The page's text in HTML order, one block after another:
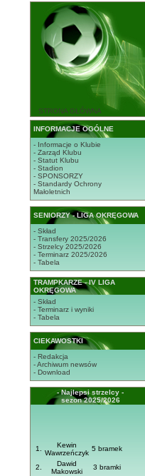
STRONA GŁÓWNA
INFORMACJE OGÓLNE
- Informacje o Klubie
- Zarząd Klubu
- Statut Klubu
- Stadion
- SPONSORZY
- Standardy Ochrony
Małoletnich
SENIORZY - LIGA OKRĘGOWA
- Skład
- Transfery 2025/2026
- Strzelcy 2025/2026
- Terminarz 2025/2026
- Tabela
TRAMPKARZE - IV LIGA
OKRĘGOWA
- Skład
- Terminarz i wyniki
- Tabela
CIEKAWOSTKI
- Redakcja
- Archiwum newsów
- Download
- Najlepsi strzelcy -
sezon 2025/2026
1.
Kewin
Wawrzeńczyk
5 bramek
2.
Dawid
Makowski
3 bramki